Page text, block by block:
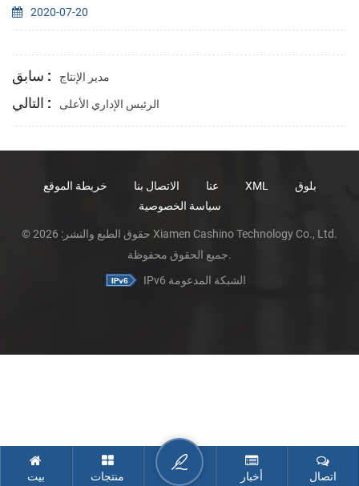
2020-07-20
سابق : مدير الإنتاج
التالي : الرئيس الإداري الأعلى
عنا الاتصال بنا خريطة الموقع XML
بلوق
سياسة الخصوصية
© حقوق الطبع والنشر: 2026 Xiamen Cashino Technology Co., Ltd.
جميع الحقوق محفوظة.
IPv6 الشبكة المدعومة
بيت منتجات أخبار اتصال